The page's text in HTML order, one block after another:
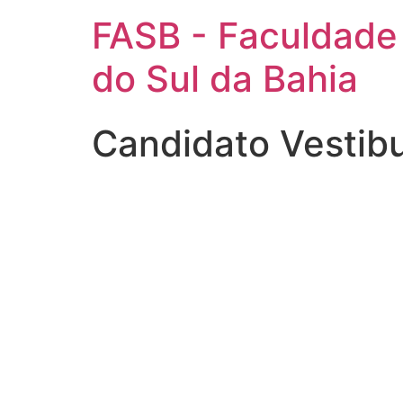
FASB - Faculdade
do Sul da Bahia
Candidato